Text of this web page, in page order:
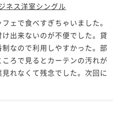
ネス洋室シングル
ェで食べすぎちゃいました。
出来ないのが不便でした。貸
なので利用しやすかった。部
ろで見るとカーテンの汚れが
れなくて残念でした。次回に